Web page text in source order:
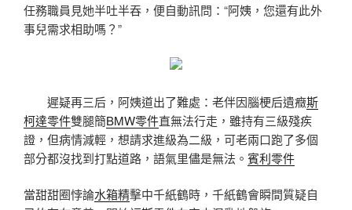
任務職員見她半吐半吞，便自動訊問：“阿姨，您還有此外
事兒需求相助嗎？”
遲疑再三后，阿姨道出了難處：老伴因腦梗后遺癥斯
柯達零件雙腿簡BMW零件直無法行走，雖持有三級殘疾
證，但病情減輕，想請求進級為二級，可老兩口跑了多個
部分都沒找到打點道路，語氣里儘是無法。 賓利零件
當甜甜圈悖論水箱精擊中千紙鶴時，千紙鶴會瞬間質疑自